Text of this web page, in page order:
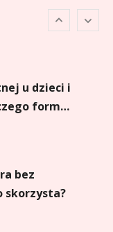
u dzieci i
forma
bez
skorzysta?